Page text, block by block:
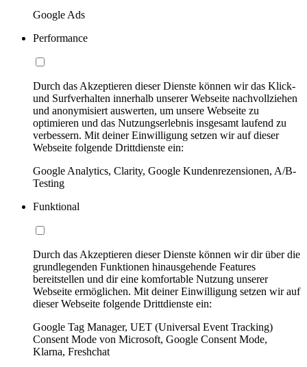
Google Ads
Performance
Durch das Akzeptieren dieser Dienste können wir das Klick-
und Surfverhalten innerhalb unserer Webseite nachvollziehen
und anonymisiert auswerten, um unsere Webseite zu
optimieren und das Nutzungserlebnis insgesamt laufend zu
verbessern. Mit deiner Einwilligung setzen wir auf dieser
Webseite folgende Drittdienste ein:
Google Analytics, Clarity, Google Kundenrezensionen, A/B-
Testing
Funktional
Durch das Akzeptieren dieser Dienste können wir dir über die
grundlegenden Funktionen hinausgehende Features
bereitstellen und dir eine komfortable Nutzung unserer
Webseite ermöglichen. Mit deiner Einwilligung setzen wir auf
dieser Webseite folgende Drittdienste ein:
Google Tag Manager, UET (Universal Event Tracking)
Consent Mode von Microsoft, Google Consent Mode,
Klarna, Freshchat